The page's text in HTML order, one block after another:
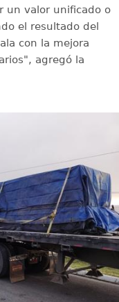
un valor unificado o
el resultado del
con la mejora
agregó la